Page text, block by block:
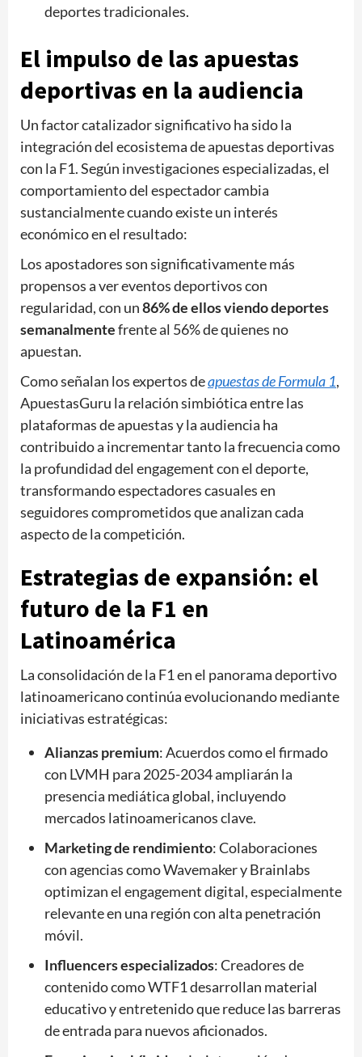
deportes tradicionales.
El impulso de las apuestas
deportivas en la audiencia
Un factor catalizador significativo ha sido la
integración del ecosistema de apuestas deportivas
con la F1. Según investigaciones especializadas, el
comportamiento del espectador cambia
sustancialmente cuando existe un interés
económico en el resultado:
Los apostadores son significativamente más
propensos a ver eventos deportivos con
regularidad, con un86% de ellos viendo deportes
semanalmentefrente al 56% de quienes no
apuestan.
Como señalan los expertos deapuestas de Formula 1,
ApuestasGuru la relación simbiótica entre las
plataformas de apuestas y la audiencia ha
contribuido a incrementar tanto la frecuencia como
la profundidad del engagement con el deporte,
transformando espectadores casuales en
seguidores comprometidos que analizan cada
aspecto de la competición.
Estrategias de expansión: el
futuro de la F1 en
Latinoamérica
La consolidación de la F1 en el panorama deportivo
latinoamericano continúa evolucionando mediante
iniciativas estratégicas:
Alianzas premium: Acuerdos como el firmado
con LVMH para 2025-2034 ampliarán la
presencia mediática global, incluyendo
mercados latinoamericanos clave.
Marketing de rendimiento: Colaboraciones
con agencias como Wavemaker y Brainlabs
optimizan el engagement digital, especialmente
relevante en una región con alta penetración
móvil.
Influencers especializados: Creadores de
contenido como WTF1 desarrollan material
educativo y entretenido que reduce las barreras
de entrada para nuevos aficionados.